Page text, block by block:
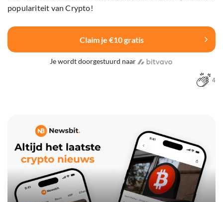
populariteit van Crypto!
Claim je €10 gratis
Je wordt doorgestuurd naar
4